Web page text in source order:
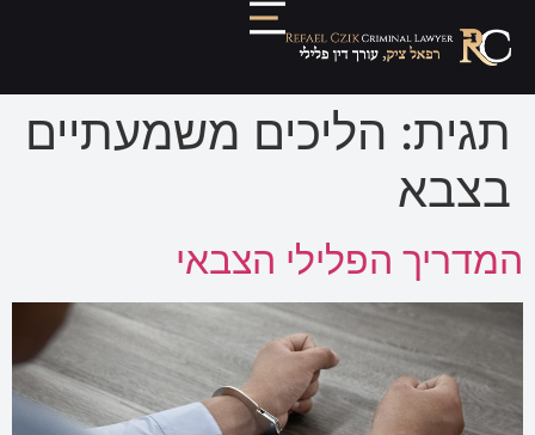
תגית: הליכים משמעתיים
בצבא
המדריך הפלילי הצבאי